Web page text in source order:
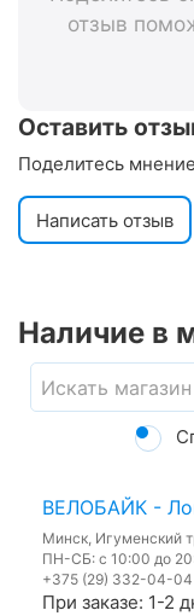
отзыв
Оставить
Поделитесь
Написать отзыв
Наличие в
ВЕЛОБАЙК -
Минск, Игуменский
ПН-СБ: с 10:00 до
+375 (29) 332-04-04
При заказе: 1-2